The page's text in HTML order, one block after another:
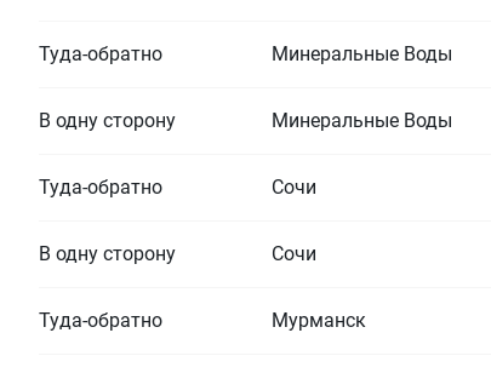
Туда-обратно Минеральные Воды
В одну сторону Минеральные Воды
Туда-обратно Сочи
В одну сторону Сочи
Туда-обратно Мурманск